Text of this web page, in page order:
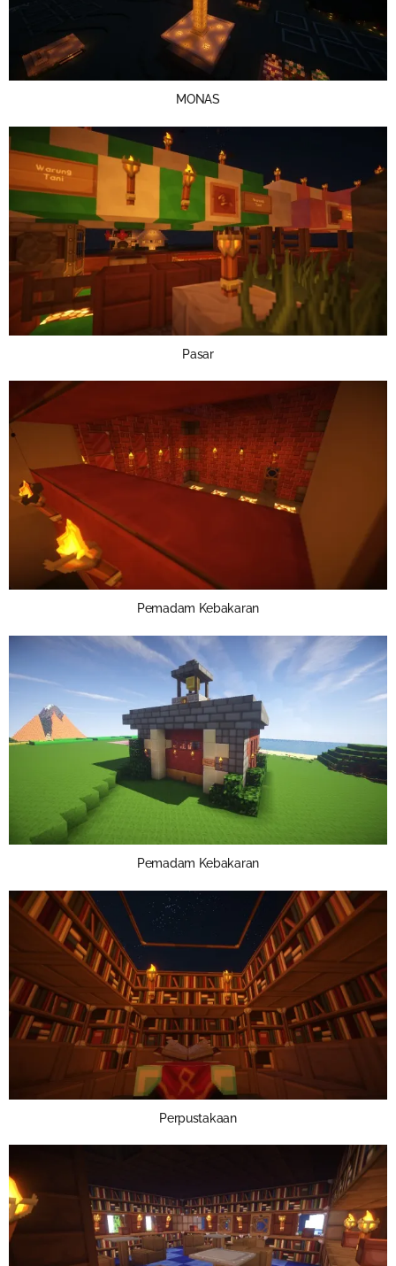
MONAS
Pasar
Pemadam Kebakaran
Pemadam Kebakaran
Perpustakaan